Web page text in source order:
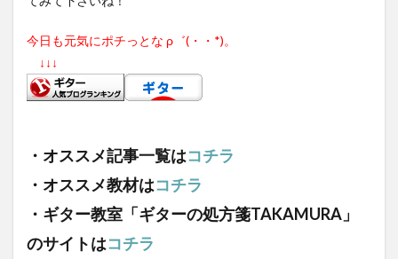
今日も元気にポチっとな ρ゛(・・*)。
↓↓↓
・オススメ記事一覧はコチラ
・オススメ教材はコチラ
・ギター教室「ギターの処方箋TAKAMURA」
のサイトはコチラ